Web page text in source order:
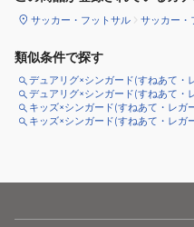
サッカー・フットサル サッカー・
類似条件で探す
デュアリグ×シンガード(すねあて・
デュアリグ×シンガード(すねあて・
キッズ×シンガード(すねあて・レガ
キッズ×シンガード(すねあて・レガ